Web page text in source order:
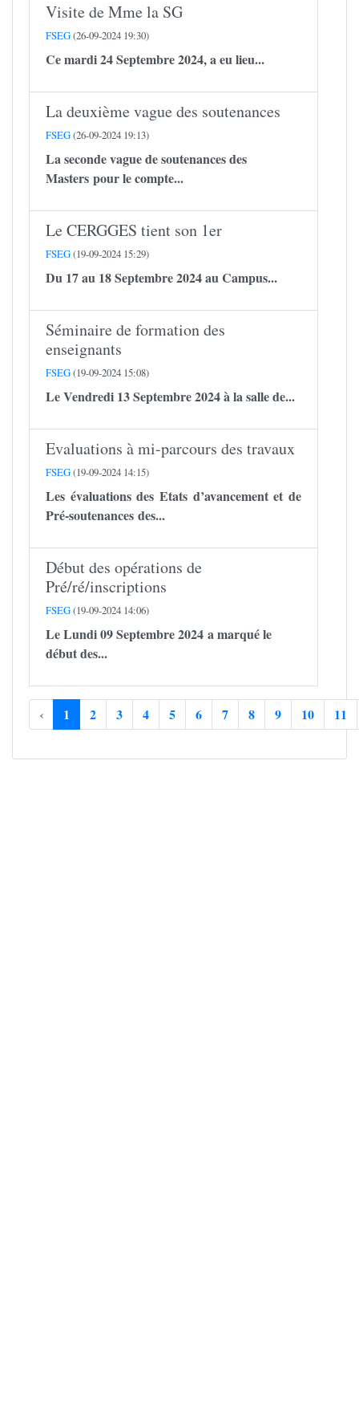
Visite de Mme la SG
FSEG(26-09-2024 19:30)
Ce mardi 24 Septembre 2024, a eu lieu...
La deuxième vague des soutenances
FSEG(26-09-2024 19:13)
La seconde vague de soutenances des
Masters pour le compte...
Le CERGGES tient son 1er
FSEG(19-09-2024 15:29)
Du 17 au 18 Septembre 2024 au Campus...
Séminaire de formation des
enseignants
FSEG(19-09-2024 15:08)
Le Vendredi 13 Septembre 2024 à la salle de...
Evaluations à mi-parcours des travaux
FSEG(19-09-2024 14:15)
Les évaluations des Etats d’avancement et de
Pré-soutenances des...
Début des opérations de
Pré/ré/inscriptions
FSEG(19-09-2024 14:06)
Le Lundi 09 Septembre 2024 a marqué le
début des...
‹ 1 2 3 4 5 6 7 8 9 10 11